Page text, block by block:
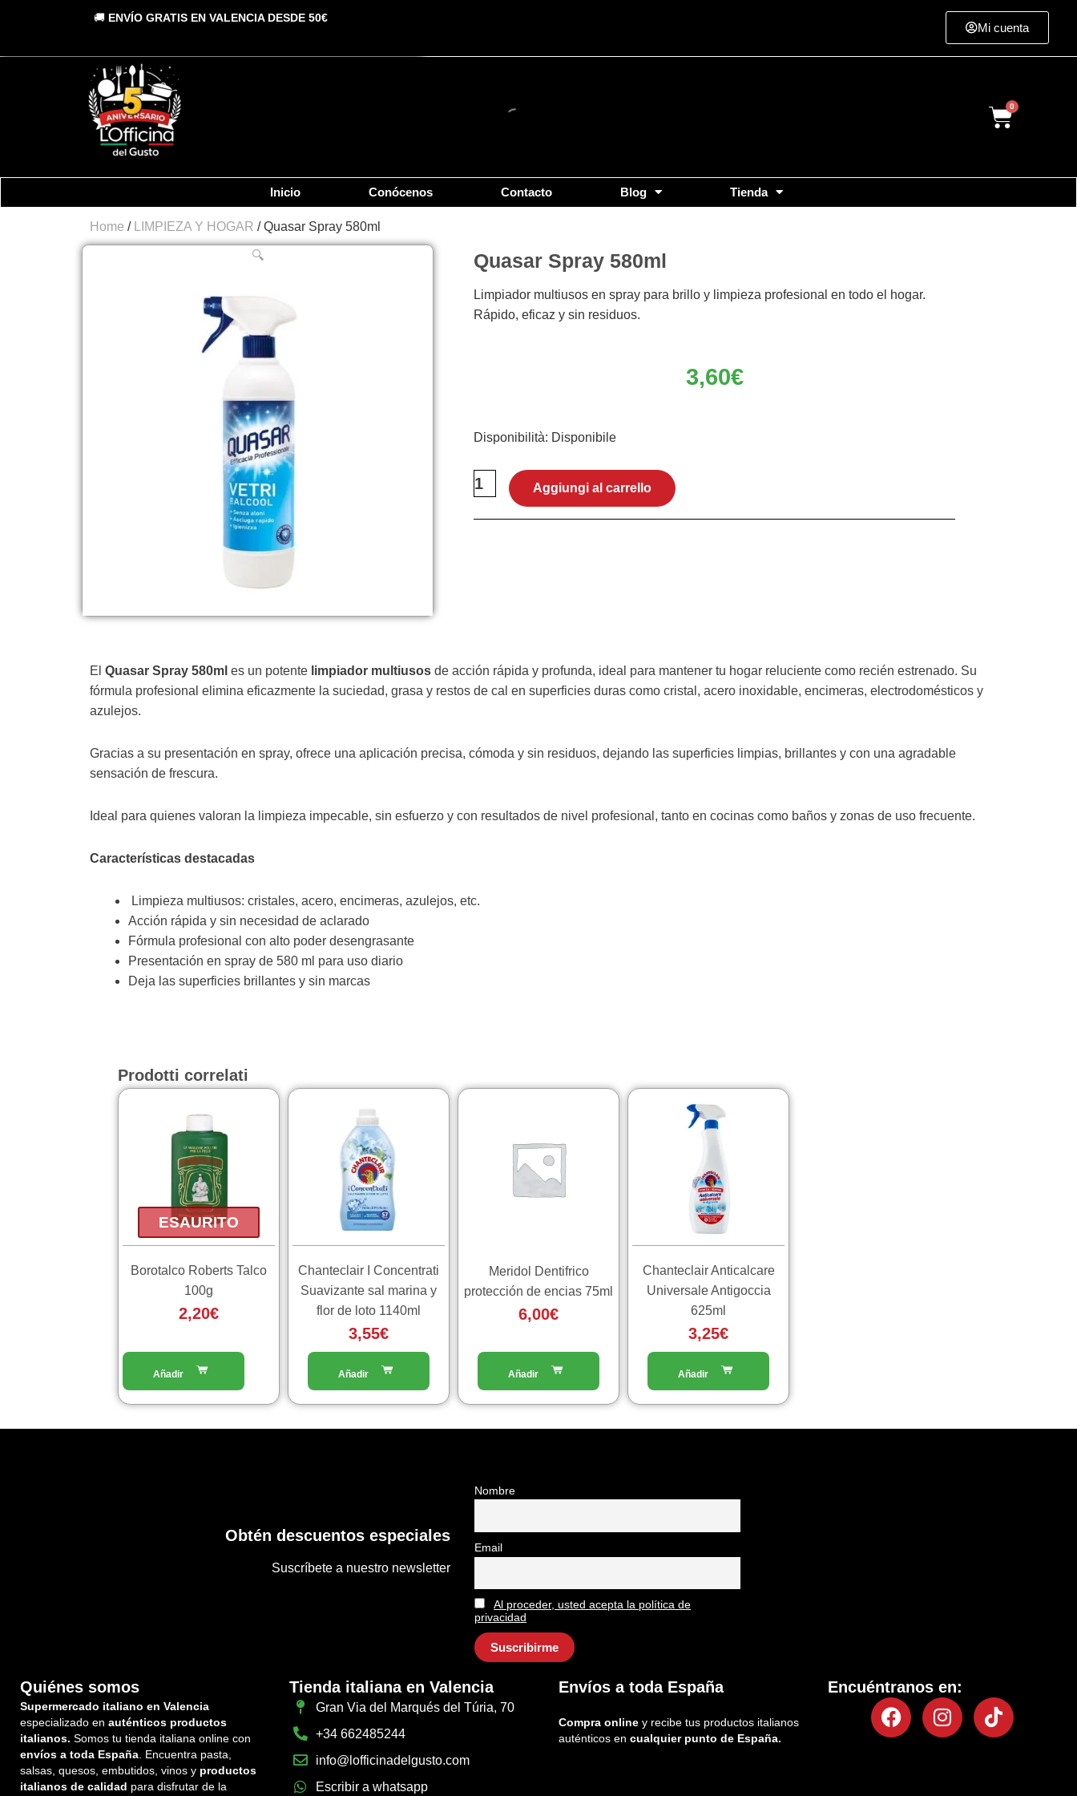
🚚 ENVÍO GRATIS EN VALENCIA DESDE 50€
Mi cuenta
Cart
Inicio Conócenos Contacto Blog Tienda
Home / LIMPIEZA Y HOGAR / Quasar Spray 580ml
🔍 Quasar Spray 580ml
Limpiador multiusos en spray para brillo y limpieza profesional en todo el hogar.
Rápido, eficaz y sin residuos.
3,60€
Disponibilità: Disponibile
Quasar
580ml
quantità
Aggiungi al carrello
El Quasar Spray 580ml es un potente limpiador multiusos de acción rápida y profunda, ideal para mantener tu hogar reluciente como recién estrenado. Su
fórmula profesional elimina eficazmente la suciedad, grasa y restos de cal en superficies duras como cristal, acero inoxidable, encimeras, electrodomésticos y
azulejos.
Gracias a su presentación en spray, ofrece una aplicación precisa, cómoda y sin residuos, dejando las superficies limpias, brillantes y con una agradable
sensación de frescura.
Ideal para quienes valoran la limpieza impecable, sin esfuerzo y con resultados de nivel profesional, tanto en cocinas como baños y zonas de uso frecuente.
Características destacadas
Limpieza multiusos: cristales, acero, encimeras, azulejos, etc.
Acción rápida y sin necesidad de aclarado
Fórmula profesional con alto poder desengrasante
Presentación en spray de 580 ml para uso diario
Deja las superficies brillantes y sin marcas
Prodotti correlati
ESAURITO
Borotalco Roberts Talco
100g
2,20€
Chanteclair I Concentrati
Suavizante sal marina y
flor de loto 1140ml
3,55€
Meridol Dentifrico
protección de encias 75ml
6,00€
Chanteclair Anticalcare
Universale Antigoccia
625ml
3,25€
Obtén descuentos especiales
Suscríbete a nuestro newsletter
Nombre
Email
Al proceder, usted acepta la política de
privacidad
Quiénes somos
Supermercado italiano en Valencia
especializado en auténticos productos
italianos. Somos tu tienda italiana online con
envíos a toda España . Encuentra pasta,
salsas, quesos, embutidos, vinos y productos
italianos de calidad para disfrutar de la
Tienda italiana en Valencia
Gran Via del Marqués del Túria, 70
+34 662485244
info@lofficinadelgusto.com
Escribir a whatsapp
Envíos a toda España
Compra online y recibe tus productos italianos
auténticos en cualquier punto de España.
Encuéntranos en:
FacebookInstagram
Tiktok